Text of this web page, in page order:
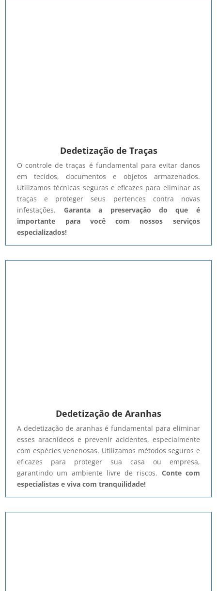
Dedetização de Traças
O controle de traças é fundamental para evitar danos
em tecidos, documentos e objetos armazenados.
Utilizamos técnicas seguras e eficazes para eliminar as
traças e proteger seus pertences contra novas
infestações. Garanta a preservação do que é
importante para você com nossos serviços
especializados!
Dedetização de Aranhas
A dedetização de aranhas é fundamental para eliminar
esses aracnídeos e prevenir acidentes, especialmente
com espécies venenosas. Utilizamos métodos seguros e
eficazes para proteger sua casa ou empresa,
garantindo um ambiente livre de riscos. Conte com
especialistas e viva com tranquilidade!